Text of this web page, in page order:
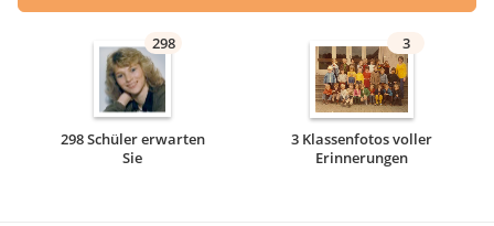
298
298 Schüler erwarten
Sie
3
3 Klassenfotos voller
Erinnerungen